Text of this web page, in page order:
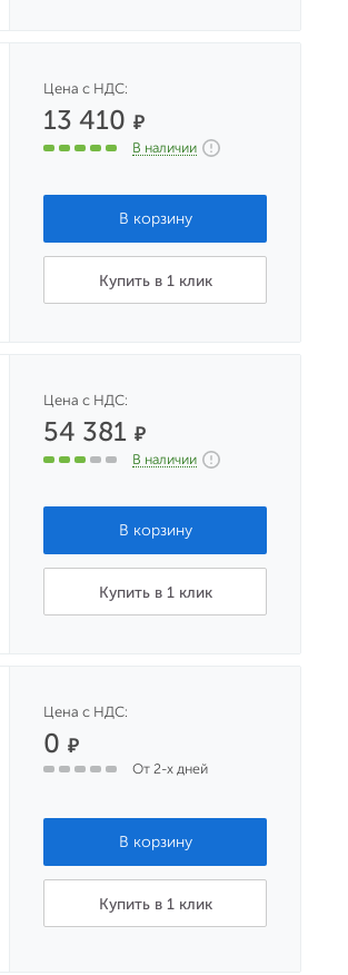
Цена с НДС:
13 410₽
В наличии
Купить в 1 клик
Цена с НДС:
54 381₽
В наличии
Купить в 1 клик
Цена с НДС:
0₽
От 2-х дней
Купить в 1 клик